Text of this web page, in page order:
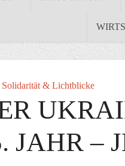
Solidarität & Lichtblicke
JAHR –